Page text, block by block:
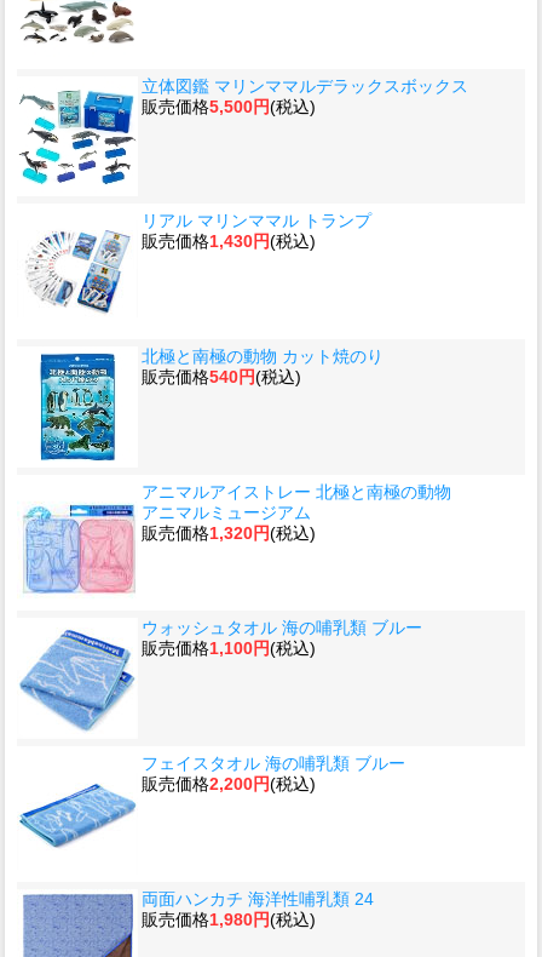
立体図鑑 マリンママルデラックスボックス
販売価格5,500円(税込)
リアル マリンママル トランプ
販売価格1,430円(税込)
北極と南極の動物 カット焼のり
販売価格540円(税込)
アニマルアイストレー 北極と南極の動物
アニマルミュージアム
販売価格1,320円(税込)
ウォッシュタオル 海の哺乳類 ブルー
販売価格1,100円(税込)
フェイスタオル 海の哺乳類 ブルー
販売価格2,200円(税込)
両面ハンカチ 海洋性哺乳類 24
販売価格1,980円(税込)